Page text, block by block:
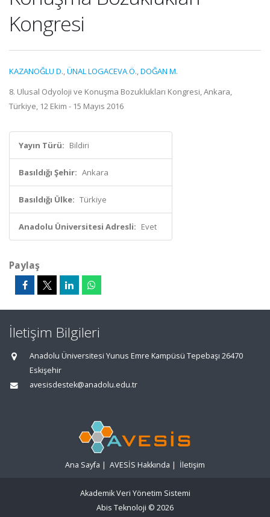
Kongresi
KAZANOĞLU D.,ÜNAL LOGACEVA Ö.,DOĞAN M.
8. Ulusal Odyoloji ve Konuşma Bozuklukları Kongresi, Ankara,
Türkiye, 12 Ekim - 15 Mayıs 2016
Yayın Türü: Bildiri
Basıldığı Şehir: Ankara
Basıldığı Ülke: Türkiye
Anadolu Üniversitesi Adresli: Evet
Paylaş
İletişim Bilgileri
Anadolu Üniversitesi Yunus Emre Kampüsü Tepebaşı 26470
Eskişehir
avesisdestek@anadolu.edu.tr
Ana Sayfa | AVESİS Hakkında | İletişim
Akademik Veri Yönetim Sistemi
Abis Teknoloji © 2026